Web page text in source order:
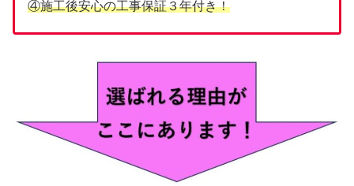
④施工後安心の工事保証３年付き！